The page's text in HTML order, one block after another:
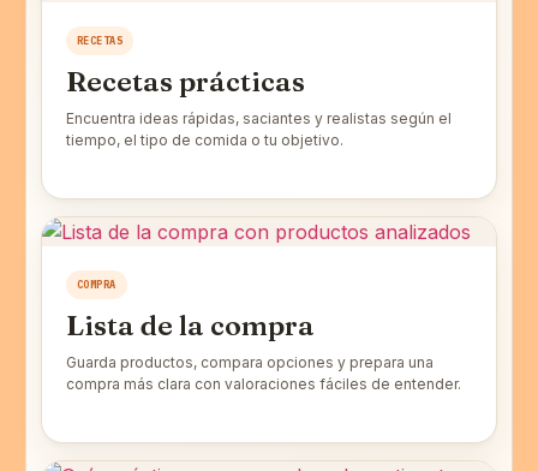
RECETAS
Recetas prácticas
Encuentra ideas rápidas, saciantes y realistas según el
tiempo, el tipo de comida o tu objetivo.
COMPRA
Lista de la compra
Guarda productos, compara opciones y prepara una
compra más clara con valoraciones fáciles de entender.